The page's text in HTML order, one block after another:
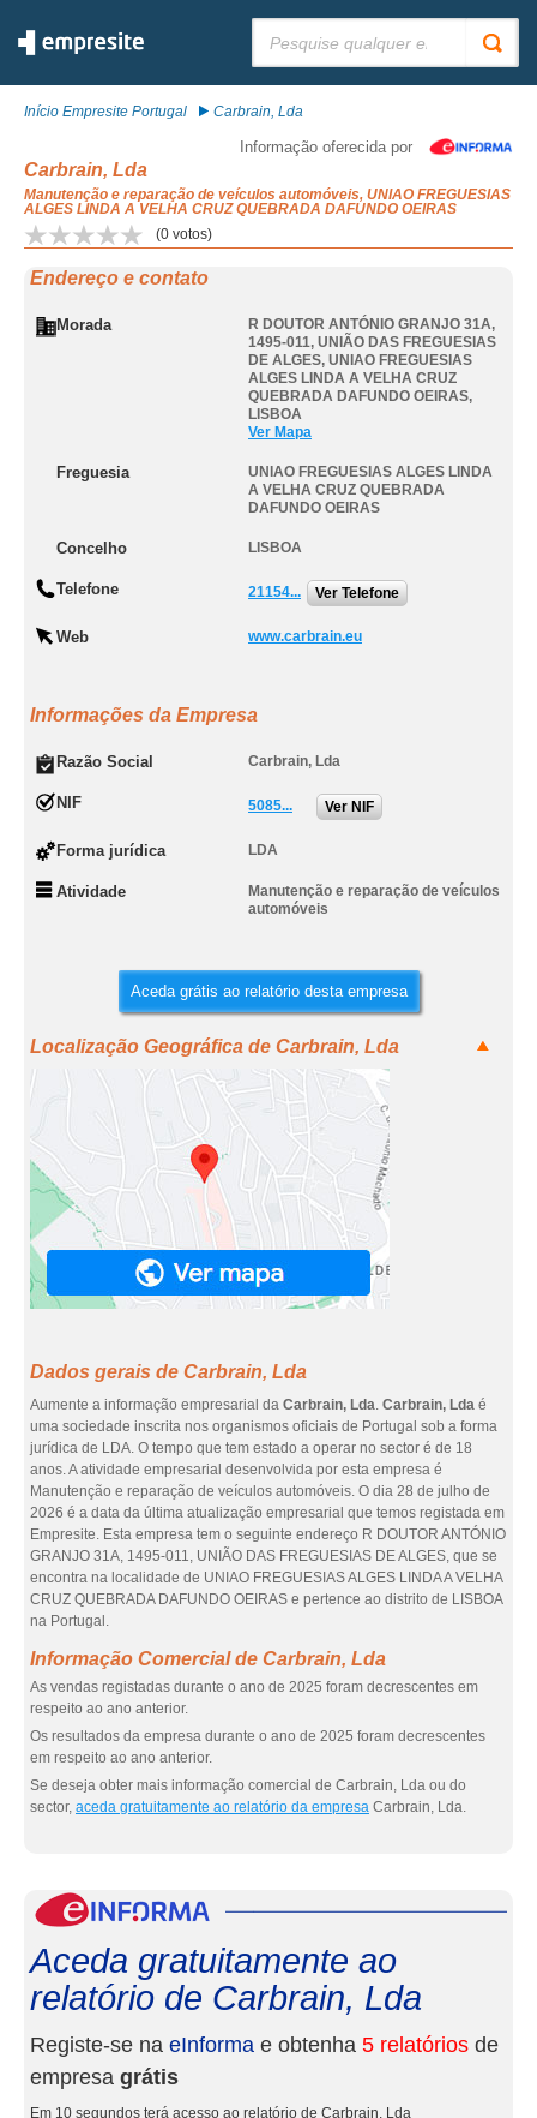
Início Empresite Portugal Carbrain, Lda
Informação oferecida por
Carbrain, Lda
Manutenção e reparação de veículos automóveis, UNIAO FREGUESIAS
ALGES LINDA A VELHA CRUZ QUEBRADA DAFUNDO OEIRAS
(0 votos)
Endereço e contato
Morada
R DOUTOR ANTÓNIO GRANJO 31A,
1495-011, UNIÃO DAS FREGUESIAS
DE ALGES, UNIAO FREGUESIAS
ALGES LINDA A VELHA CRUZ
QUEBRADA DAFUNDO OEIRAS,
LISBOA
Ver Mapa
Freguesia
UNIAO FREGUESIAS ALGES LINDA
A VELHA CRUZ QUEBRADA
DAFUNDO OEIRAS
Concelho LISBOA
Telefone 21154... Ver Telefone
Web www.carbrain.eu
Informações da Empresa
Razão Social Carbrain, Lda
NIF 5085... Ver NIF
Forma jurídica LDA
Atividade
Manutenção e reparação de veículos
automóveis
Aceda grátis ao relatório desta empresa
Localização Geográfica de Carbrain, Lda
Dados gerais de Carbrain, Lda
Aumente a informação empresarial da Carbrain, Lda. Carbrain, Lda é
uma sociedade inscrita nos organismos oficiais de Portugal sob a forma
jurídica de LDA. O tempo que tem estado a operar no sector é de 18
anos. A atividade empresarial desenvolvida por esta empresa é
Manutenção e reparação de veículos automóveis. O dia 28 de julho de
2026 é a data da última atualização empresarial que temos registada em
Empresite. Esta empresa tem o seguinte endereço R DOUTOR ANTÓNIO
GRANJO 31A, 1495-011, UNIÃO DAS FREGUESIAS DE ALGES, que se
encontra na localidade de UNIAO FREGUESIAS ALGES LINDA A VELHA
CRUZ QUEBRADA DAFUNDO OEIRAS e pertence ao distrito de LISBOA
na Portugal.
Informação Comercial de Carbrain, Lda
As vendas registadas durante o ano de 2025 foram decrescentes em
respeito ao ano anterior.
Os resultados da empresa durante o ano de 2025 foram decrescentes
em respeito ao ano anterior.
Se deseja obter mais informação comercial de Carbrain, Lda ou do
sector, aceda gratuitamente ao relatório da empresa Carbrain, Lda.
Aceda gratuitamente ao
relatório de Carbrain, Lda
Registe-se na eInforma e obtenha 5 relatórios de
empresa grátis
Em 10 segundos terá acesso ao relatório de Carbrain, Lda